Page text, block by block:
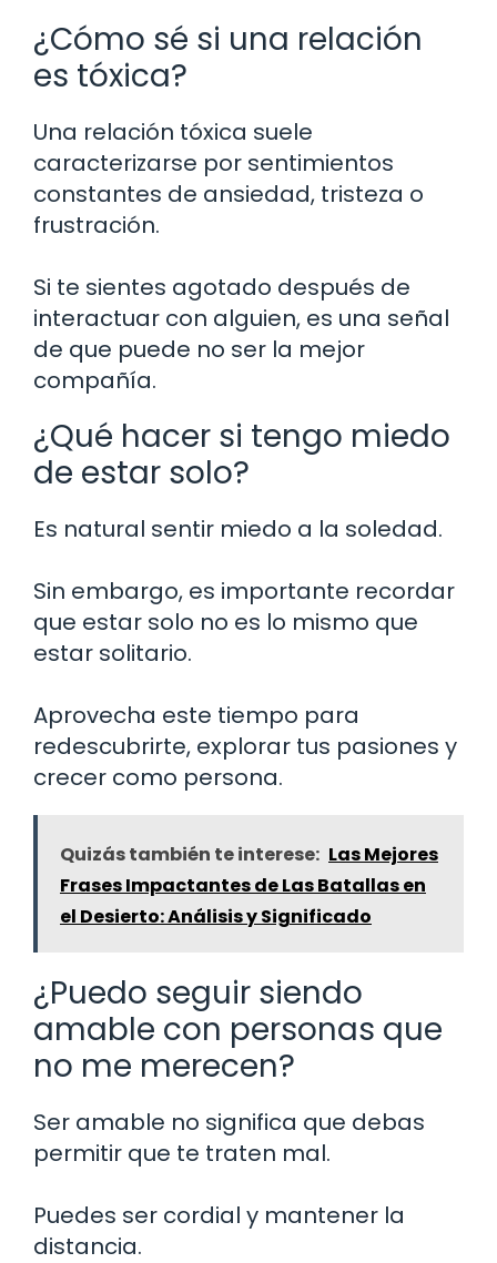
¿Cómo sé si una relación
es tóxica?
Una relación tóxica suele
caracterizarse por sentimientos
constantes de ansiedad, tristeza o
frustración.
Si te sientes agotado después de
interactuar con alguien, es una señal
de que puede no ser la mejor
compañía.
¿Qué hacer si tengo miedo
de estar solo?
Es natural sentir miedo a la soledad.
Sin embargo, es importante recordar
que estar solo no es lo mismo que
estar solitario.
Aprovecha este tiempo para
redescubrirte, explorar tus pasiones y
crecer como persona.
Quizás también te interese: Las Mejores
Frases Impactantes de Las Batallas en
el Desierto: Análisis y Significado
¿Puedo seguir siendo
amable con personas que
no me merecen?
Ser amable no significa que debas
permitir que te traten mal.
Puedes ser cordial y mantener la
distancia.